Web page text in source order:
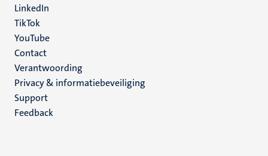
LinkedIn
TikTok
YouTube
Menu
footer
(NL)
Contact
Verantwoording
Privacy & informatiebeveiliging
Support
Feedback